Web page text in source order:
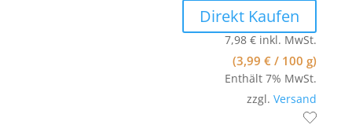
Direkt Kaufen
7,98€ inkl. MwSt.
(3,99€ / 100 g)
Enthält 7% MwSt.
zzgl.Versand